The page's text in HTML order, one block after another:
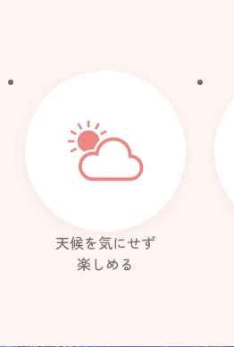
天候を気にせず
楽しめる